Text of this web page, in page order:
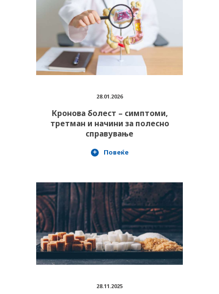
28.01.2026
Кронова болест – симптоми,
третман и начини за полесно
справување
Повеќе
28.11.2025